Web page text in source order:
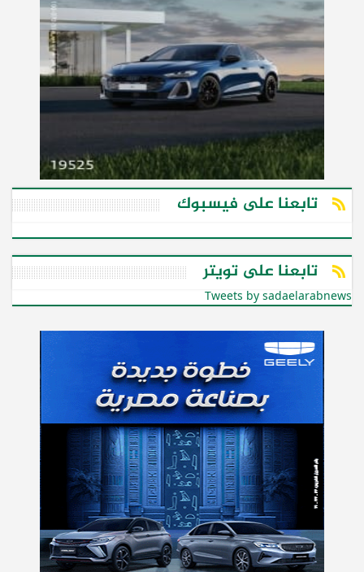
تابعنا على فيسبوك
تابعنا على تويتر
Tweets by sadaelarabnews